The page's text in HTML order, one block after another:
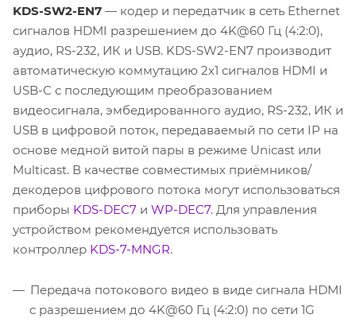
KDS-SW2-EN7 — кодер и передатчик в сеть Ethernet
сигналов HDMI разрешением до 4K@60 Гц (4:2:0),
аудио, RS-232, ИК и USB. KDS-SW2-EN7 производит
автоматическую коммутацию 2х1 сигналов HDMI и
USB-C с последующим преобразованием
видеосигнала, эмбедированного аудио, RS-232, ИК и
USB в цифровой поток, передаваемый по сети IP на
основе медной витой пары в режиме Unicast или
Multicast. В качестве совместимых приёмников/
декодеров цифрового потока могут использоваться
приборы KDS-DEC7 и WP-DEC7. Для управления
устройством рекомендуется использовать
контроллер KDS-7-MNGR.
Передача потокового видео в виде сигнала HDMI
с разрешением до 4K@60 Гц (4:2:0) по сети 1G